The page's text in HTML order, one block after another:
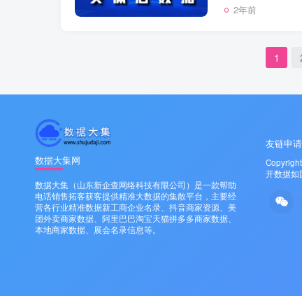
2年前
1
数据大集网
数据大集（山东新企查网络科技有限公司）是一款帮助
电话销售拓客获客提供精准大数据的集散平台，主要经
营各行业精准数据新工商企业名录、抖音商家资源、美
团外卖商家数据、阿里巴巴淘宝天猫拼多多商家数据、
本地商家数据、展会名录信息等。
友链申请
开数据如